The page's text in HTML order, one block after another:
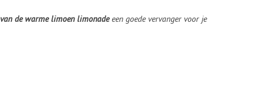
van de warme limoen limonadeeen goede vervanger voor je